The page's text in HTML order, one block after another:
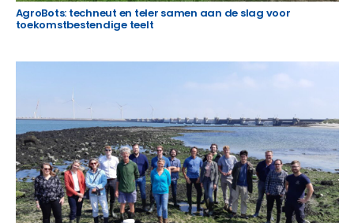
AgroBots: techneut en teler samen aan de slag voor
toekomstbestendige teelt